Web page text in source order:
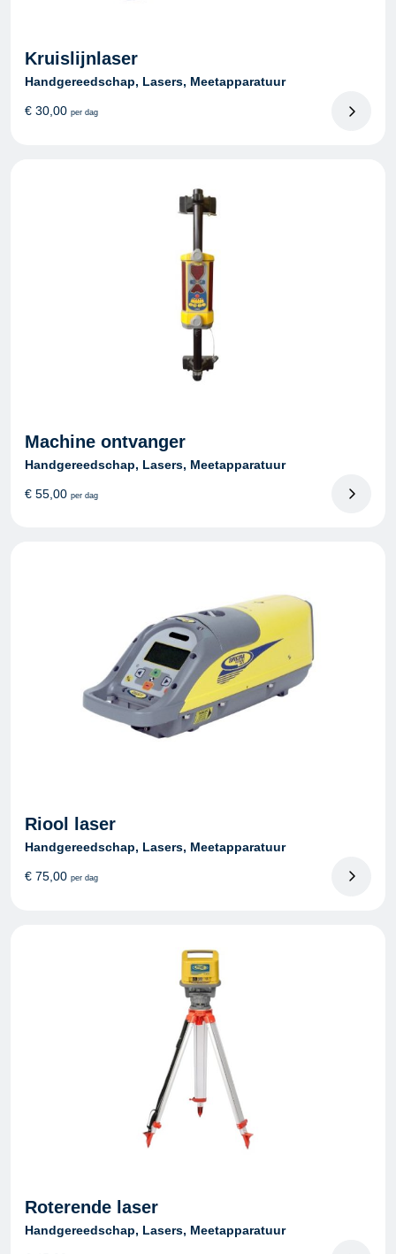
Kruislijnlaser
Handgereedschap, Lasers, Meetapparatuur
€ 30,00 per dag
Machine ontvanger
Handgereedschap, Lasers, Meetapparatuur
€ 55,00 per dag
Riool laser
Handgereedschap, Lasers, Meetapparatuur
€ 75,00 per dag
Roterende laser
Handgereedschap, Lasers, Meetapparatuur